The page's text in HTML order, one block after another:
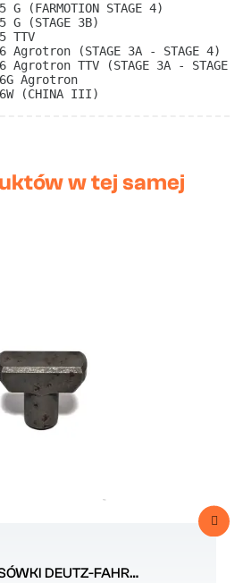
(FARMOTION STAGE 4)
G (STAGE 3B)
TTV
Agrotron (STAGE 3A - STAGE 4)
Agrotron TTV (STAGE 3A - STAGE
Agrotron
(CHINA III)
w tej samej
DEUTZ-FAHR